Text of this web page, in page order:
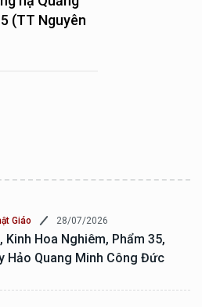
(TT Nguyên
Giáo 28/07/2026
Kinh Hoa Nghiêm, Phẩm 35,
Hảo Quang Minh Công Đức